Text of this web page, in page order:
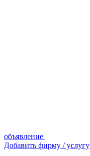
объявление
Добавить фирму / услугу